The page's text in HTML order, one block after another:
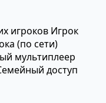
игроков Игрок
(по сети)
мультиплеер
доступ